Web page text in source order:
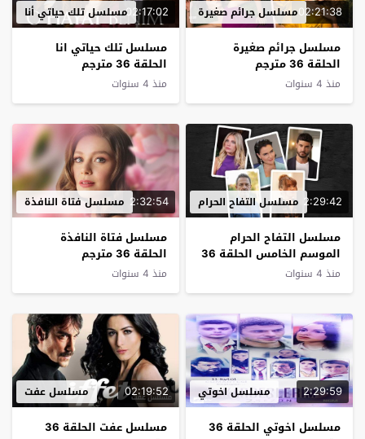
02:21:38مسلسل جرائم صغيرة
مسلسل جرائم صغيرة
الحلقة 36 مترجم
منذ 4 سنوات
02:17:02مسلسل تلك حياتي أنا
مسلسل تلك حياتي انا
الحلقة 36 مترجم
منذ 4 سنوات
2:29:42 مسلسل التفاح الحرام
مسلسل التفاح الحرام
الموسم الخامس الحلقة 36
مترجم – نهاية الموسم
منذ 4 سنوات
2:32:54 مسلسل فتاة النافذة
مسلسل فتاة النافذة
الحلقة 36 مترجم
منذ 4 سنوات
2:29:59 مسلسل اخوتي
مسلسل اخوتي الحلقة 36
02:19:52 مسلسل عفت
مسلسل عفت الحلقة 36